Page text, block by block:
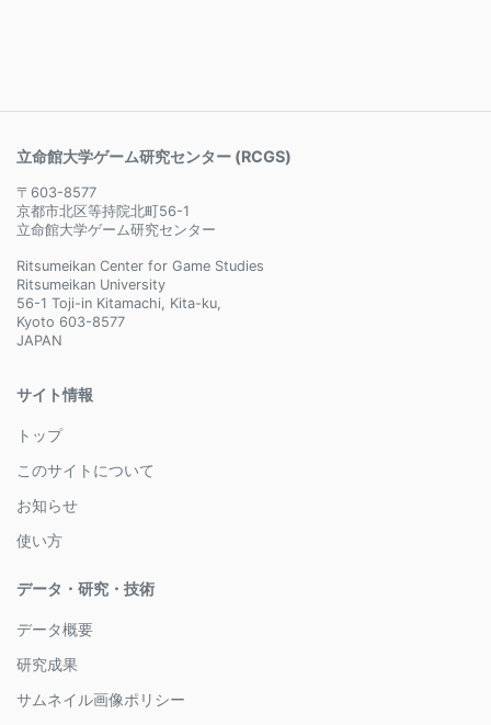
立命館大学ゲーム研究センター (RCGS)
〒603-8577
京都市北区等持院北町56-1
立命館大学ゲーム研究センター
Ritsumeikan Center for Game Studies
Ritsumeikan University
56-1 Toji-in Kitamachi, Kita-ku,
Kyoto 603-8577
JAPAN
サイト情報
トップ
このサイトについて
お知らせ
使い方
データ・研究・技術
データ概要
研究成果
サムネイル画像ポリシー